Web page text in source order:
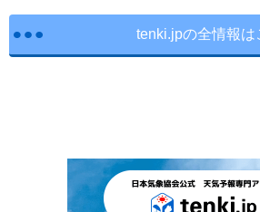
tenki.jpの全情報は